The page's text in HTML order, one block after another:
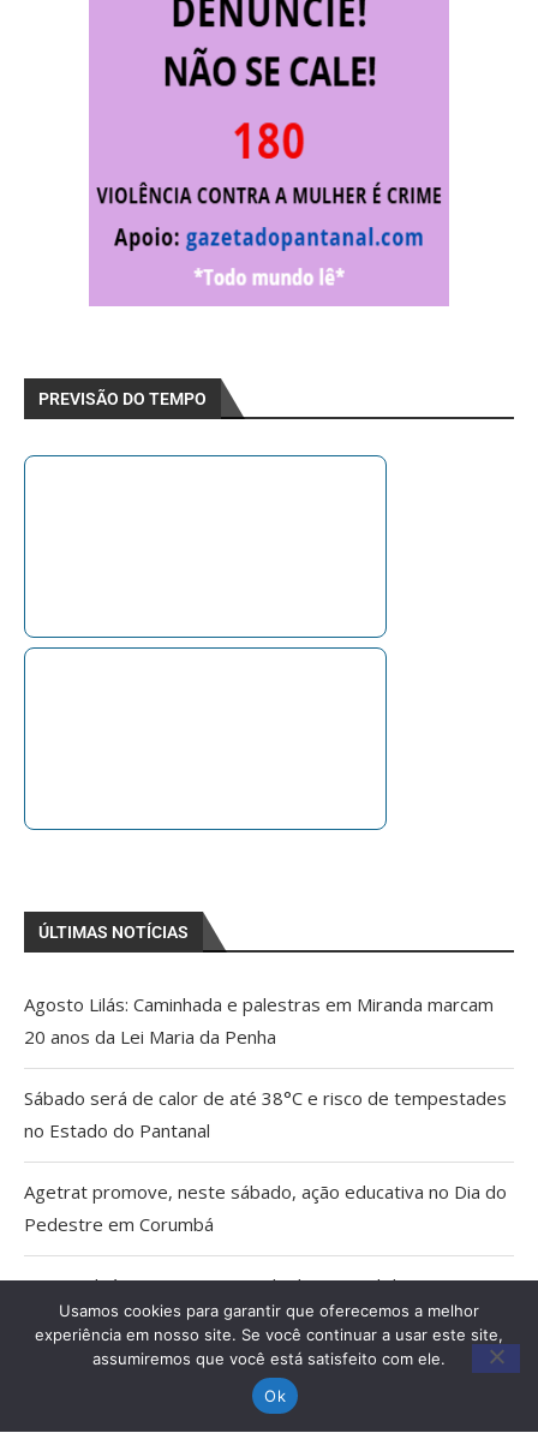
PREVISÃO DO TEMPO
ÚLTIMAS NOTÍCIAS
Agosto Lilás: Caminhada e palestras em Miranda marcam
20 anos da Lei Maria da Penha
Sábado será de calor de até 38°C e risco de tempestades
no Estado do Pantanal
Agetrat promove, neste sábado, ação educativa no Dia do
Pedestre em Corumbá
AGU pedirá na Justiça a retirada do Discord do ar
Pais estão menos presentes na criação de filhos, aponta
Usamos cookies para garantir que oferecemos a melhor
experiência em nosso site. Se você continuar a usar este site,
assumiremos que você está satisfeito com ele.
Ok